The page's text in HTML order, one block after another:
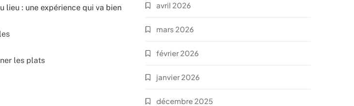
lieu : une expérience qui va bien
les plats
avril 2026
mars 2026
février 2026
janvier 2026
décembre 2025